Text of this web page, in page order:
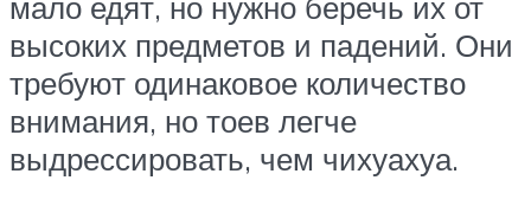
высоких предметов и падений. Они
требуют одинаковое количество
внимания, но тоев легче
выдрессировать, чем чихуахуа.